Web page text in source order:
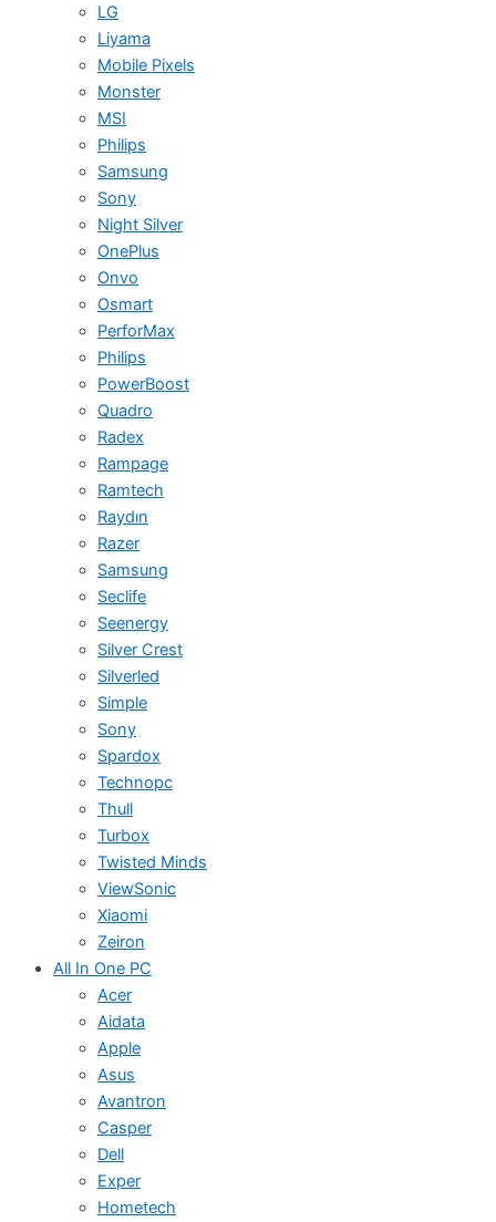
LG
Liyama
Mobile Pixels
Monster
MSI
Philips
Samsung
Sony
Night Silver
OnePlus
Onvo
Osmart
PerforMax
Philips
PowerBoost
Quadro
Radex
Rampage
Ramtech
Raydın
Razer
Samsung
Seclife
Seenergy
Silver Crest
Silverled
Simple
Sony
Spardox
Technopc
Thull
Turbox
Twisted Minds
ViewSonic
Xiaomi
Zeiron
All In One PC
Acer
Aidata
Apple
Asus
Avantron
Casper
Dell
Exper
Hometech